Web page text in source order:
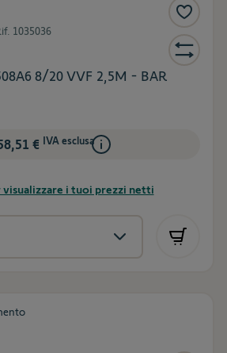
1035036
8/20 VVF 2,5M - BAR
€ IVA esclusa
visualizzare i tuoi prezzi netti